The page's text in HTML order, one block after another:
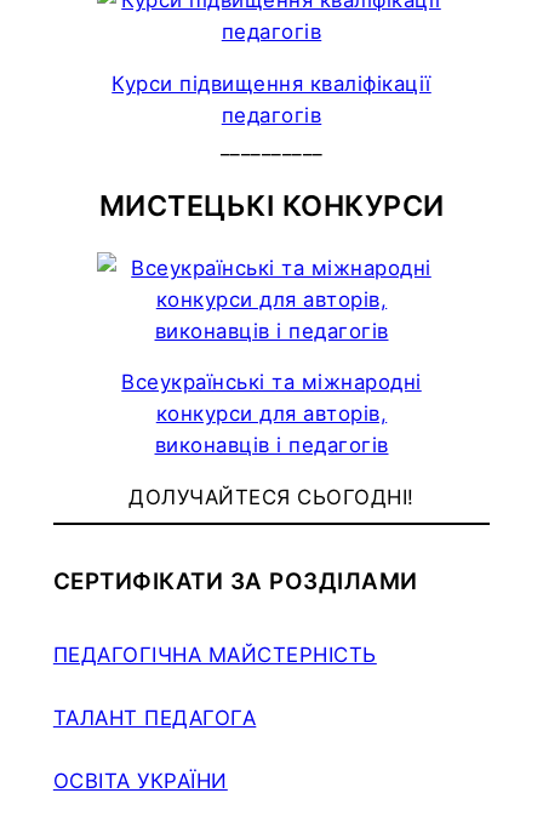
Курси підвищення кваліфікації
педагогів
МИСТЕЦЬКІ КОНКУРСИ
Всеукраїнські та міжнародні
конкурси для авторів,
виконавців і педагогів
ДОЛУЧАЙТЕСЯ СЬОГОДНІ!
СЕРТИФІКАТИ ЗА РОЗДІЛАМИ
ПЕДАГОГІЧНА МАЙСТЕРНІСТЬ
ТАЛАНТ ПЕДАГОГА
ОСВІТА УКРАЇНИ